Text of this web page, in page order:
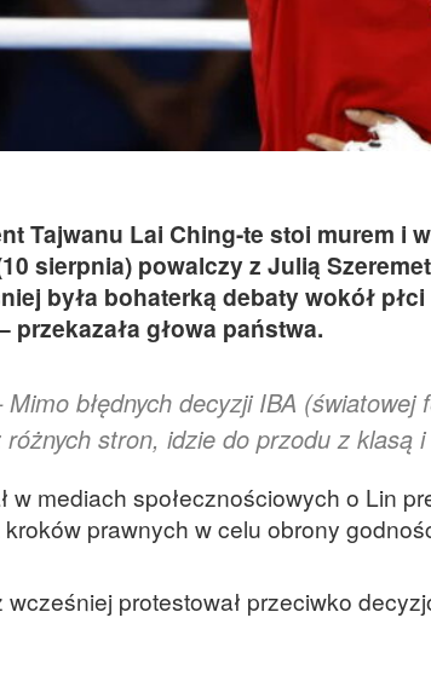
Tajwanu Lai Ching-te stoi murem i
sierpnia) powalczy z Julią
była bohaterką debaty wokół
przekazała głowa państwa.
Mimo błędnych decyzji IBA
różnych stron, idzie do przodu z klasą
w mediach społecznościowych o Lin
prawnych w celu obrony
wcześniej protestował przeciwko